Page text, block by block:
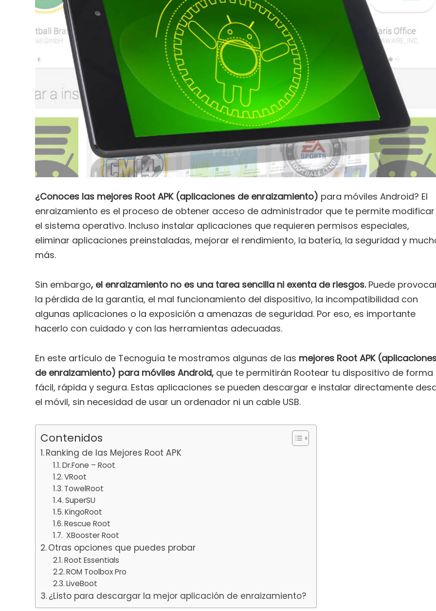
¿Conoces las mejores Root APK (aplicaciones de enraizamiento) para móviles Android? El
enraizamiento es el proceso de obtener acceso de administrador que te permite modificar
el sistema operativo. Incluso instalar aplicaciones que requieren permisos especiales,
eliminar aplicaciones preinstaladas, mejorar el rendimiento, la batería, la seguridad y
más.
Sin embargo, el enraizamiento no es una tarea sencilla ni exenta de riesgos. Puede
la pérdida de la garantía, el mal funcionamiento del dispositivo, la incompatibilidad con
algunas aplicaciones o la exposición a amenazas de seguridad. Por eso, es importante
hacerlo con cuidado y con las herramientas adecuadas.
En este artículo de Tecnoguía te mostramos algunas de las mejores Root APK
de enraizamiento) para móviles Android, que te permitirán Rootear tu dispositivo de forma
fácil, rápida y segura. Estas aplicaciones se pueden descargar e instalar directamente
el móvil, sin necesidad de usar un ordenador ni un cable USB.
Contenidos
Ranking de las Mejores Root APK
Dr.Fone – Root
VRoot
TowelRoot
SuperSU
KingoRoot
Rescue Root
XBooster Root
Otras opciones que puedes probar
Root Essentials
ROM Toolbox Pro
LiveBoot
¿Listo para descargar la mejor aplicación de enraizamiento?